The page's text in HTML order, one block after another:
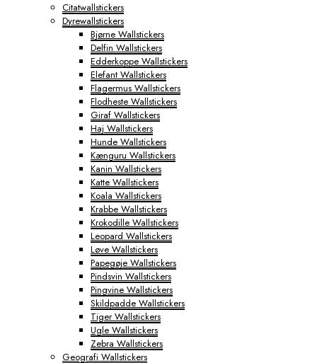
Citatwallstickers
Dyrewallstickers
Bjørne Wallstickers
Delfin Wallstickers
Edderkoppe Wallstickers
Elefant Wallstickers
Flagermus Wallstickers
Flodheste Wallstickers
Giraf Wallstickers
Haj Wallstickers
Hunde Wallstickers
Kænguru Wallstickers
Kanin Wallstickers
Katte Wallstickers
Koala Wallstickers
Krabbe Wallstickers
Krokodille Wallstickers
Leopard Wallstickers
Løve Wallstickers
Papegøje Wallstickers
Pindsvin Wallstickers
Pingvine Wallstickers
Skildpadde Wallstickers
Tiger Wallstickers
Ugle Wallstickers
Zebra Wallstickers
Geografi Wallstickers